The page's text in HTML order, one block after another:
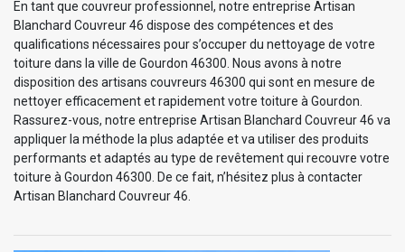
En tant que couvreur professionnel, notre entreprise Artisan
Blanchard Couvreur 46 dispose des compétences et des
qualifications nécessaires pour s’occuper du nettoyage de votre
toiture dans la ville de Gourdon 46300. Nous avons à notre
disposition des artisans couvreurs 46300 qui sont en mesure de
nettoyer efficacement et rapidement votre toiture à Gourdon.
Rassurez-vous, notre entreprise Artisan Blanchard Couvreur 46 va
appliquer la méthode la plus adaptée et va utiliser des produits
performants et adaptés au type de revêtement qui recouvre votre
toiture à Gourdon 46300. De ce fait, n’hésitez plus à contacter
Artisan Blanchard Couvreur 46.